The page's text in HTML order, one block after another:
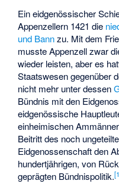
Ein eidgenössischer
Appenzellern 1421 die
und Bannzu. Mit dem
musste Appenzell zwar
wieder leisten, aber es
Staatswesen gegenüber
nicht mehr unter dessen
Bündnis mit den
eidgenössische
einheimischen
Beitritt des noch
Eidgenossenschaft den
hundertjährigen, von
geprägten Bündnispolitik.